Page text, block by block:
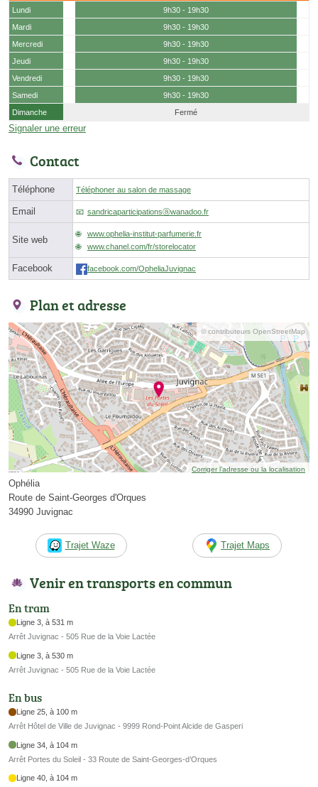
Lundi
9h30 - 19h30
Mardi
9h30 - 19h30
Mercredi
9h30 - 19h30
Jeudi
9h30 - 19h30
Vendredi
9h30 - 19h30
Samedi
9h30 - 19h30
Dimanche
Fermé
Signaler une erreur
Contact
Téléphone Téléphoner au salon de massage
Email sandricaparticipationsⓐwanadoo.fr
Site web
www.ophelia-institut-parfumerie.fr
www.chanel.com/fr/storelocator
Facebook facebook.com/OpheliaJuvignac
Plan et adresse
© contributeurs OpenStreetMap
Corriger l’adresse ou la localisation
Ophélia
Route de Saint-Georges d'Orques
34990 Juvignac
Trajet Waze Trajet Maps
Venir en transports en commun
En tram
Ligne 3, à 531 m
Arrêt Juvignac - 505 Rue de la Voie Lactée
Ligne 3, à 530 m
Arrêt Juvignac - 505 Rue de la Voie Lactée
En bus
Ligne 25, à 100 m
Arrêt Hôtel de Ville de Juvignac - 9999 Rond-Point Alcide de Gasperi
Ligne 34, à 104 m
Arrêt Portes du Soleil - 33 Route de Saint-Georges-d’Orques
Ligne 40, à 104 m